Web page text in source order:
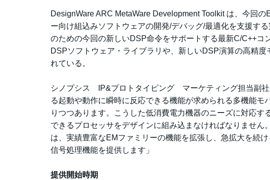
DesignWare ARC MetaWare Development Toolkit は、今回
ー向け組込みソフトウェアの開発/デバッグ/最適化を支援す
のための今回の新しいDSP命令をサポートする最新C/C++
DSPソフトウェア・ライブラリや、新しいDSP演算の高精
れている。
シノプシス IP&プロトタイピング マーケティング担当副
る起動や動作に瞬時に反応できる機能が求められる多機能
りつつあります。こうした低消費電力機器のニーズに対応
できるプロセッサをデザインに組み込まなければなりませ
は、実績豊富なEMファミリーの機能を拡張し、急拡大を続
信号処理機能を提供します」
提供開始時期